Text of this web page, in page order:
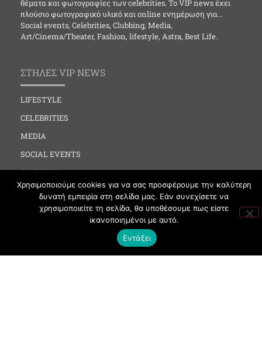
θέματα και φωτογραφίες των celebrities. Το VIP news έχει
πλούσιο φωτογραφικό υλικό και online ενημέρωση για…
Social events, Celebrities, Clubbing, Media,
Art/Cinema/Theater, Fashion, lifestyle, Astra, Best Life.
ΣΤΗΛΕΣ VIP NEWS
LIFESTYLE
CELEBRITIES
MEDIA
SOCIAL EVENTS
CLUBBING
FASHION
NEWS
Χρησιμοποιούμε cookies για να σας προσφέρουμε την καλύτερη
δυνατή εμπειρία στη σελίδα μας. Εάν συνεχίσετε να
χρησιμοποιείτε τη σελίδα, θα υποθέσουμε πως είστε
ικανοποιημένοι με αυτό.
Εντάξει